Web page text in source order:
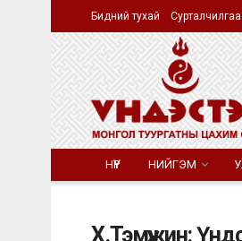
Бидний тухай
НҮҮР НИЙГЭМ
Х.Тэмүүжин: